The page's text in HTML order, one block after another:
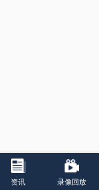
资讯 录像回放